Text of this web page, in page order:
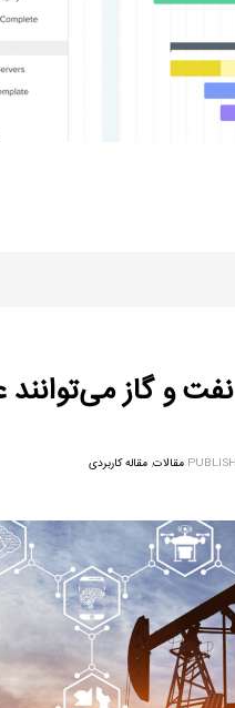
و گاز می‌توانند
مقالات,مقاله کاربردی